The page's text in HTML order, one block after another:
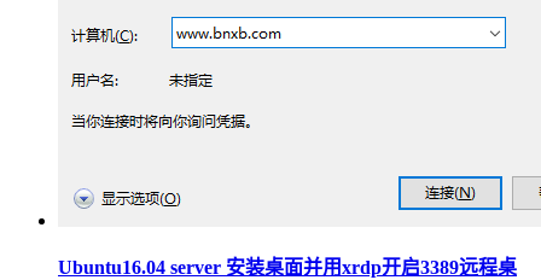
Ubuntu16.04 server 安装桌面并用xrdp开启3389远程桌